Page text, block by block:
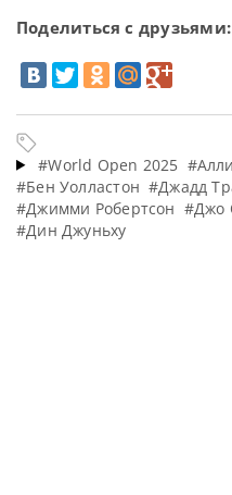
Поделиться с друзьями:
#World Open 2025
#Бен Уолластон #Джадд
#Джимми Робертсон #Джо
#Дин Джуньху